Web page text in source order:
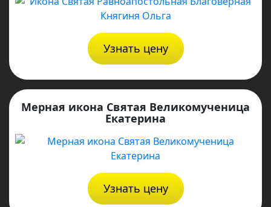
Узнать цену
Мерная икона Святая Великомученица
Екатерина
Узнать цену